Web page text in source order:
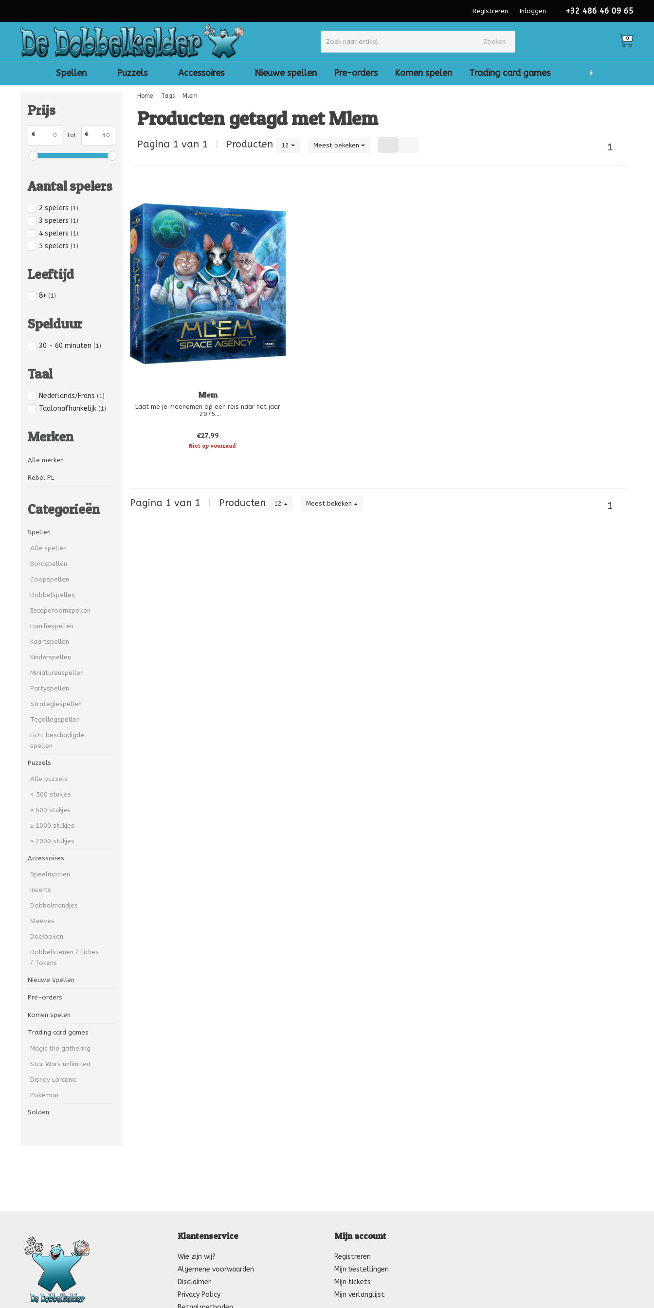
+32 486 46 09 65
Inloggen
Registreren
Zoeken 0
Spellen Puzzels Accessoires Nieuwe spellen Pre-orders Komen spelen Trading card games
Prijs
€ tot €
Aantal spelers
2 spelers (1)
3 spelers (1)
4 spelers (1)
5 spelers (1)
Leeftijd
8+ (1)
Spelduur
30 - 60 minuten (1)
Taal
Nederlands/Frans (1)
Taalonafhankelijk (1)
Merken
Alle merken
Rebel PL
Categorieën
Spellen
Alle spellen
Bordspellen
Coöpspellen
Dobbelspellen
Escaperoomspellen
Familiespellen
Kaartspellen
Kinderspellen
Miniaturenspellen
Partyspellen
Strategiespellen
Tegellegspellen
Licht beschadigde
spellen
Puzzels
Alle puzzels
< 500 stukjes
≥ 500 stukjes
≥ 1000 stukjes
≥ 2000 stukjes
Accessoires
Speelmatten
Inserts
Dobbelmandjes
Sleeves
Deckboxen
Dobbelstenen / Fiches
/ Tokens
Nieuwe spellen
Pre-orders
Komen spelen
Trading card games
Magic the gathering
Star Wars unlimited
Disney Lorcana
Pokémon
Solden
Home Tags Mlem
Producten getagd met Mlem
Pagina 1 van 1 Producten 12 Meest bekeken 1
Mlem
Laat me je meenemen op een reis naar het jaar
2075.
De crème de la crème van katachtige specialisten
strijden nu om kosmische dominantie, hun
€27,99
Niet op voorraad
Pagina 1 van 1 Producten 12 Meest bekeken 1
Klantenservice
Wie zijn wij?
Algemene voorwaarden
Disclaimer
Privacy Policy
Mijn account
Registreren
Mijn bestellingen
Mijn tickets
Mijn verlanglijst